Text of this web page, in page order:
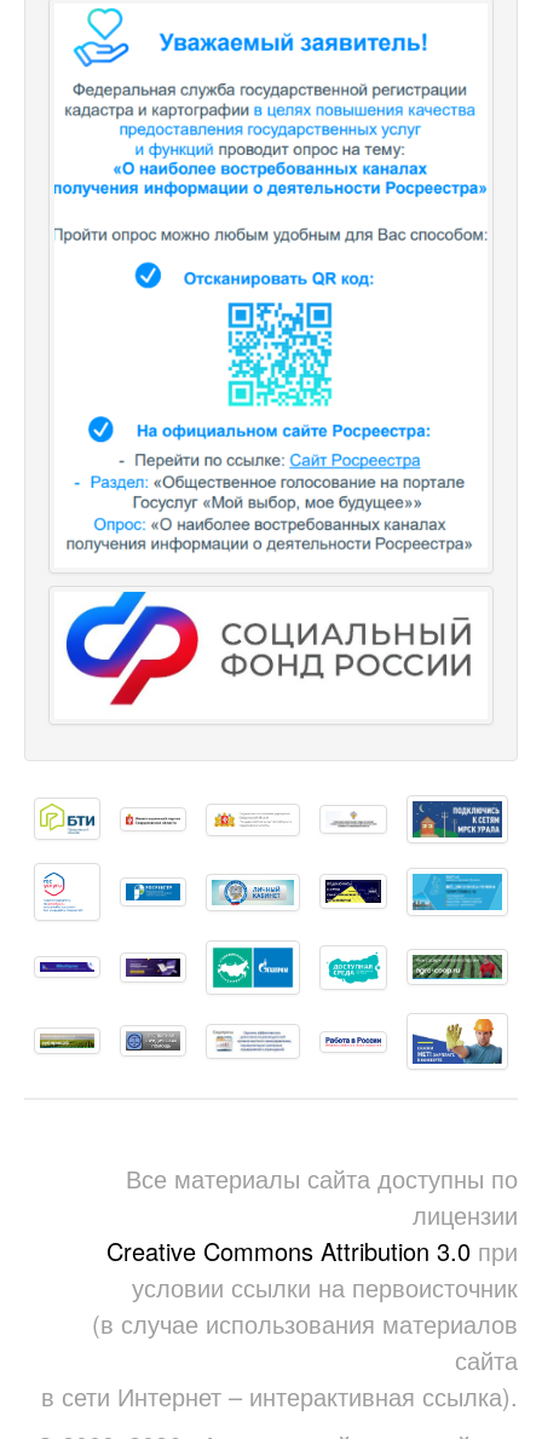
Все материалы сайта доступны по
лицензии
Creative Commons Attribution 3.0 при
условии ссылки на первоисточник
(в случае использования материалов
сайта
в сети Интернет – интерактивная ссылка).